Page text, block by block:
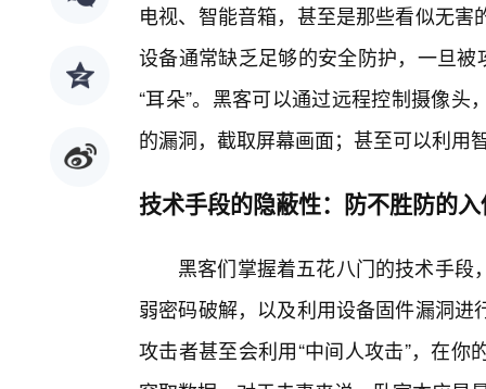
电视、智能音箱，甚至是那些看似无
设备通常缺乏足够的安全防护，一旦
“耳朵”。黑客可以通过远程控制摄像
的漏洞，截取屏幕画面；甚至可以利用
技术手段的隐蔽性：防不胜防的
黑客们掌握着五花八门的技术手
弱密码破解，以及利用设备固件漏洞
攻击者甚至会利用“中间人攻击”，在